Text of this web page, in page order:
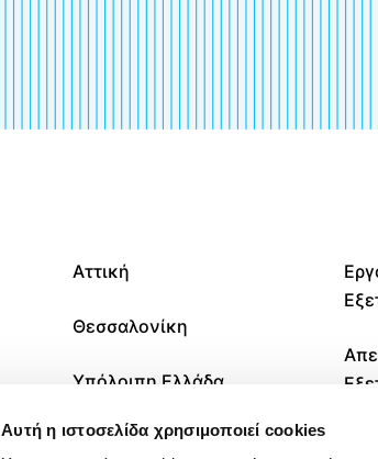
Αυτή η ιστοσελίδα χρησιμοποιεί cookies
Αττική
Θεσσαλονίκη
Υπόλοιπη Ελλάδα